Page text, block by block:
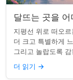
달뜨는 곳을
지평선 위로 떠오
더 크고 특별하게
그리고 놀랍도록
면 잡기 쉽지 않을
더 읽기 →